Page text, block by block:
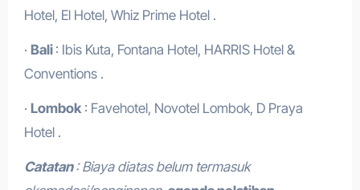
Hotel, El Hotel, Whiz Prime Hotel .
· Bali : Ibis Kuta, Fontana Hotel, HARRIS Hotel &
Conventions .
· Lombok: Favehotel, Novotel Lombok, D Praya
Hotel .
Catatan: Biaya diatas belum termasuk